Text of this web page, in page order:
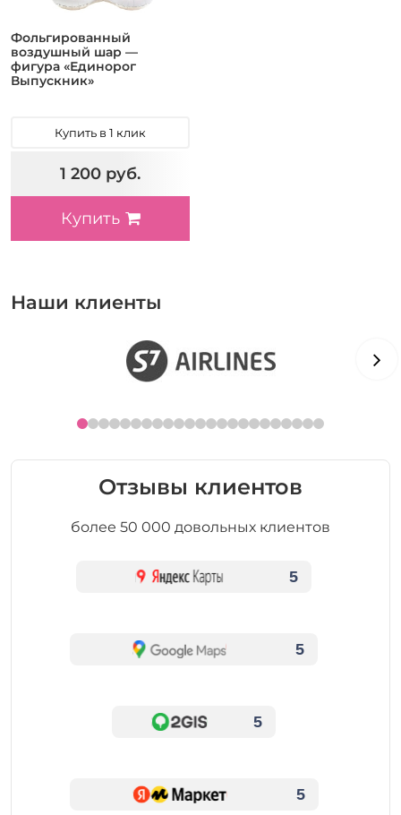
Фольгированный
воздушный шар —
фигура «Единорог
Выпускник»
Купить в 1 клик
1 200 руб.
Купить
Наши клиенты
Отзывы клиентов
более 50 000 довольных клиентов
5
5
5
5